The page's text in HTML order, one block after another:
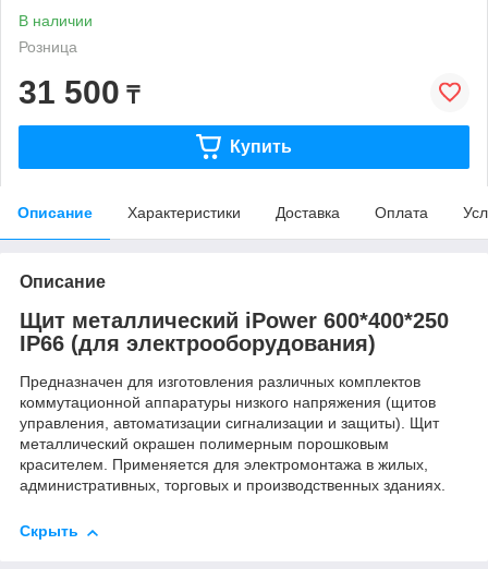
В наличии
Розница
31 500 ₸
Купить
Описание Характеристики Доставка Оплата
Описание
Щит металлический iPower 600*400*250
IP66 (для электрооборудования)
Предназначен для изготовления различных комплектов
коммутационной аппаратуры низкого напряжения (щитов
управления, автоматизации сигнализации и защиты). Щит
металлический окрашен полимерным порошковым
красителем. Применяется для электромонтажа в жилых,
административных, торговых и производственных зданиях.
Скрыть